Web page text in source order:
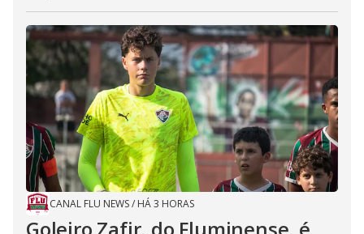
CANAL FLU NEWS/ HÁ 3 HORAS